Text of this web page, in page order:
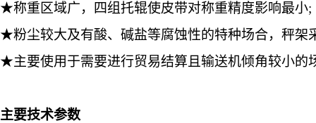
★称重区域广，四组托辊使皮带对称重精度影响最小;
★粉尘较大及有酸、碱盐等腐蚀性的特种场合，秤架
★主要使用于需要进行贸易结算且输送机倾角较小的
主要技术参数